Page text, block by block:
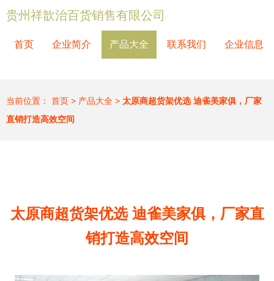
贵州祥歆治百货销售有限公司
首页 企业简介 产品大全 联系我们 企业信息
当前位置： 首页 > 产品大全 > 太原商超货架优选 迪雀美家俱，厂家
直销打造高效空间
太原商超货架优选 迪雀美家俱，厂家直
销打造高效空间